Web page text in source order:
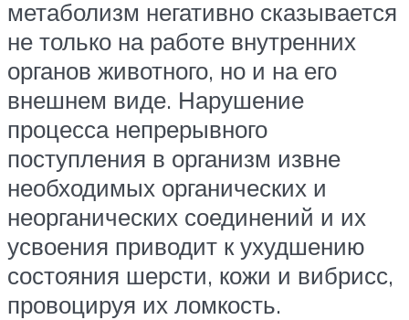
метаболизм негативно сказывается
не только на работе внутренних
органов животного, но и на его
внешнем виде. Нарушение
процесса непрерывного
поступления в организм извне
необходимых органических и
неорганических соединений и их
усвоения приводит к ухудшению
состояния шерсти, кожи и вибрисс,
провоцируя их ломкость.